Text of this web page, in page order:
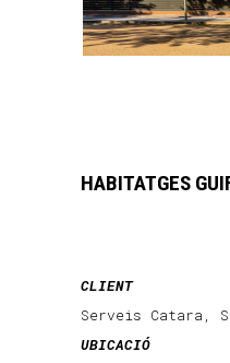
HABITATGES
CLIENT
Serveis Catara,
UBICACIÓ